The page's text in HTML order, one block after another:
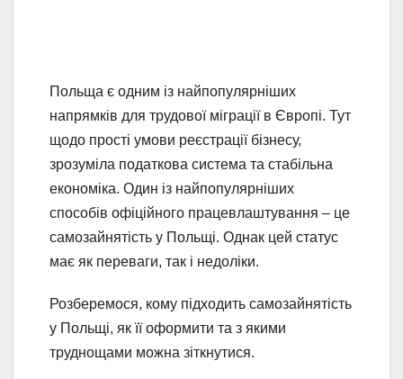
Польща є одним із найпопулярніших
напрямків для трудової міграції в Європі. Тут
щодо прості умови реєстрації бізнесу,
зрозуміла податкова система та стабільна
економіка. Один із найпопулярніших
способів офіційного працевлаштування – це
самозайнятість у Польщі. Однак цей статус
має як переваги, так і недоліки.
Розберемося, кому підходить самозайнятість
у Польщі, як її оформити та з якими
труднощами можна зіткнутися.